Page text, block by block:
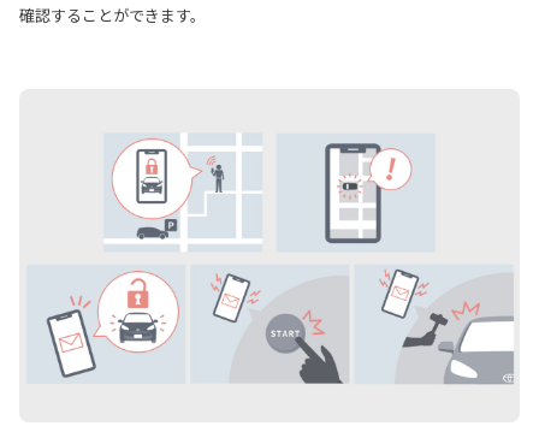
確認することができます。